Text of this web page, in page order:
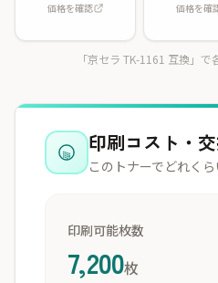
価格を確認 価格を確
「京セラ TK-1161 互換」
印刷コスト・
このトナーでどれく
印刷可能枚数
7,200枚